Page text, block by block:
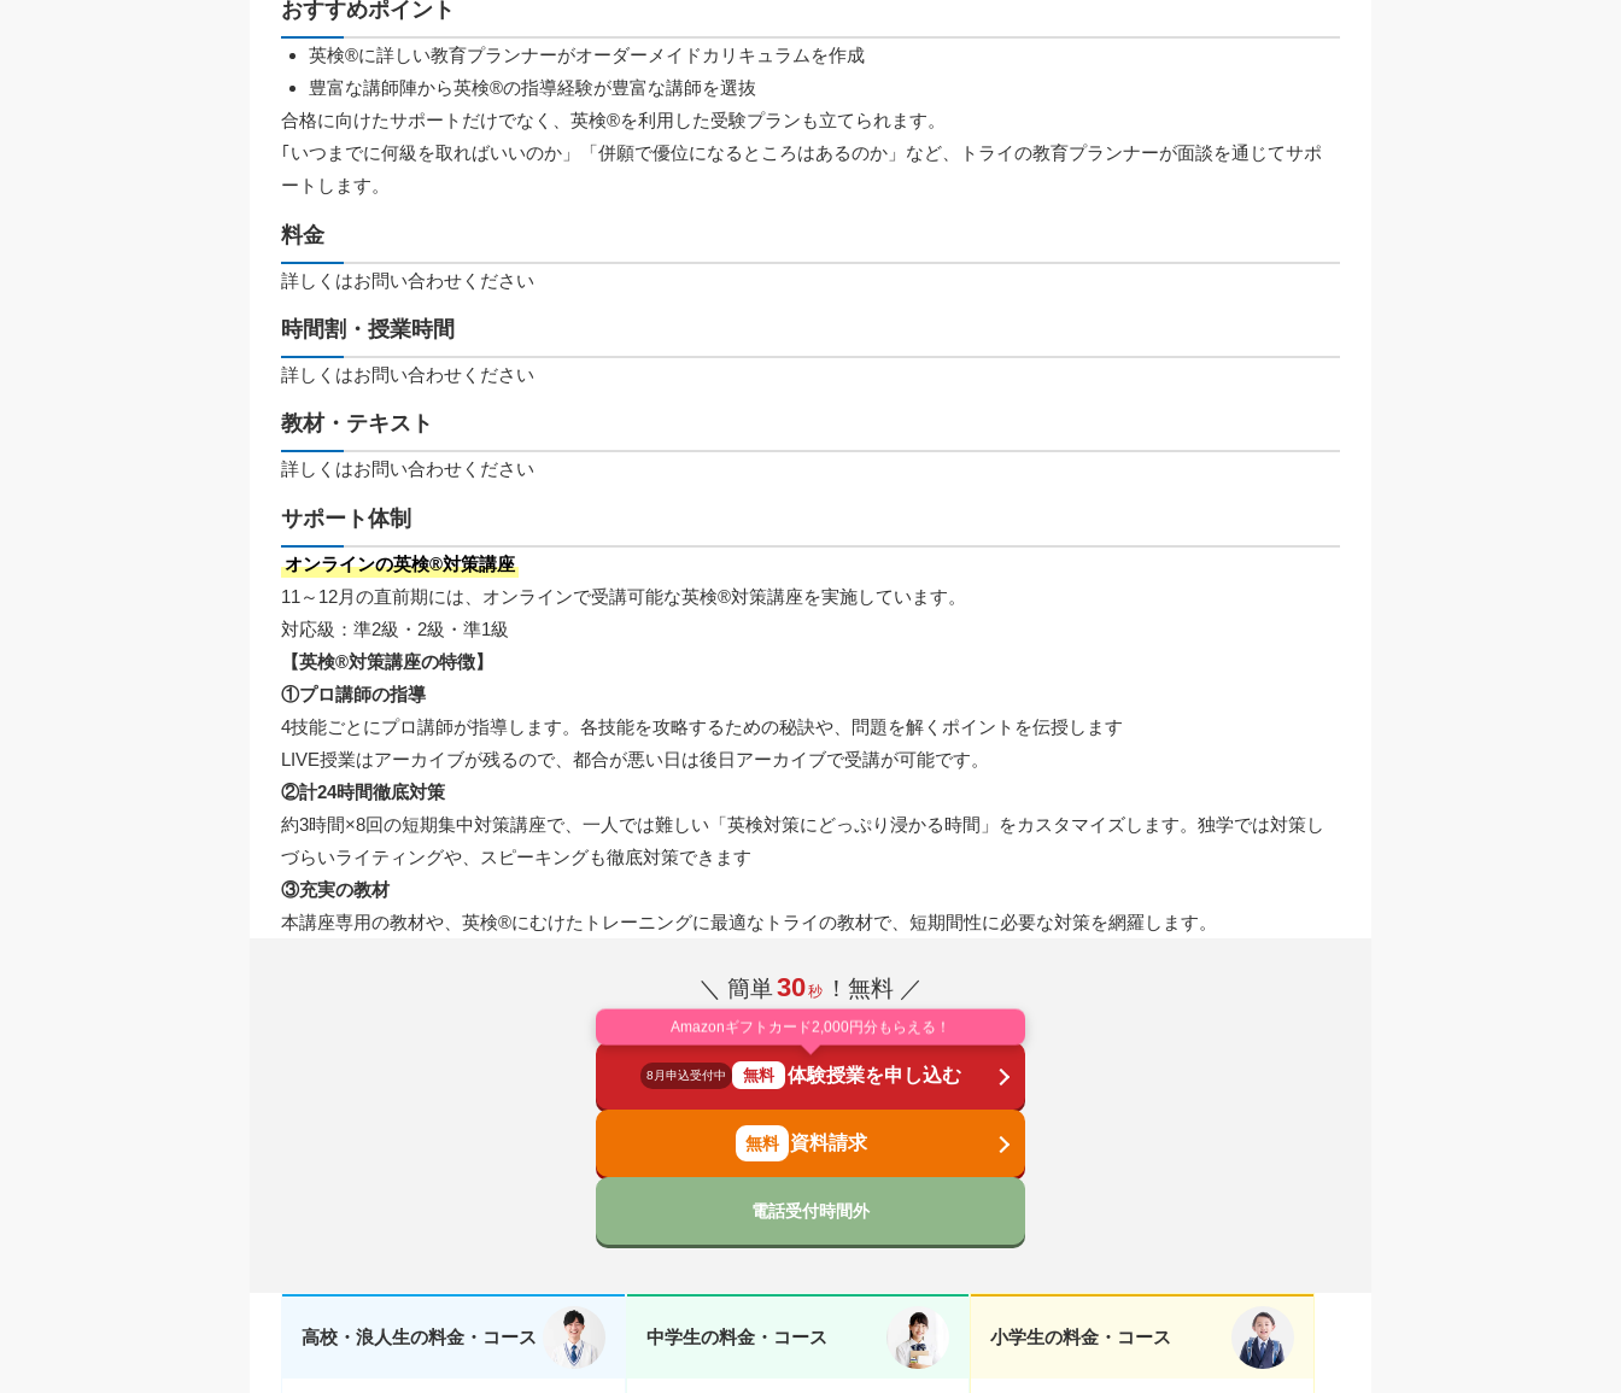
おすすめポイント
英検®に詳しい教育プランナーがオーダーメイドカリキュラムを作成
豊富な講師陣から英検®の指導経験が豊富な講師を選抜
合格に向けたサポートだけでなく、英検®を利用した受験プランも立てられます。
｢いつまでに何級を取ればいいのか」「併願で優位になるところはあるのか」など、トライの教育プランナーが面談を通じてサポ
ートします。
料金
詳しくはお問い合わせください
時間割・授業時間
詳しくはお問い合わせください
教材・テキスト
詳しくはお問い合わせください
サポート体制
オンラインの英検®対策講座
11～12月の直前期には、オンラインで受講可能な英検®対策講座を実施しています。
対応級：準2級・2級・準1級
【英検®対策講座の特徴】
①プロ講師の指導
4技能ごとにプロ講師が指導します。各技能を攻略するための秘訣や、問題を解くポイントを伝授します
LIVE授業はアーカイブが残るので、都合が悪い日は後日アーカイブで受講が可能です。
②計24時間徹底対策
約3時間×8回の短期集中対策講座で、一人では難しい「英検対策にどっぷり浸かる時間」をカスタマイズします。独学では対策し
づらいライティングや、スピーキングも徹底対策できます
③充実の教材
本講座専用の教材や、英検®にむけたトレーニングに最適なトライの教材で、短期間性に必要な対策を網羅します。
＼ 簡単30秒 ！無料 ／
Amazonギフトカード2,000円分もらえる！
8月申込受付中 無料 体験授業を申し込む
資料請求
電話受付時間外
高校・浪人生の料金・コース 中学生の料金・コース 小学生の料金・コース